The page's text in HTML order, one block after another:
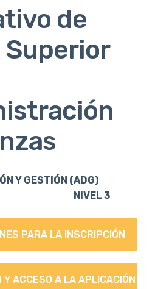
de
Superior
Y GESTIÓN (ADG)
NIVEL 3
PARA LA INSCRIPCIÓN
Y ACCESO A LA APLICACIÓN